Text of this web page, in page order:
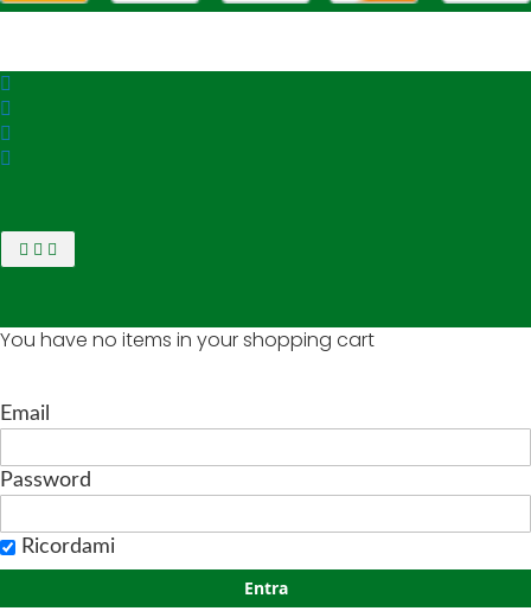
You have no items in your shopping cart
Email
Password
Ricordami
Entra